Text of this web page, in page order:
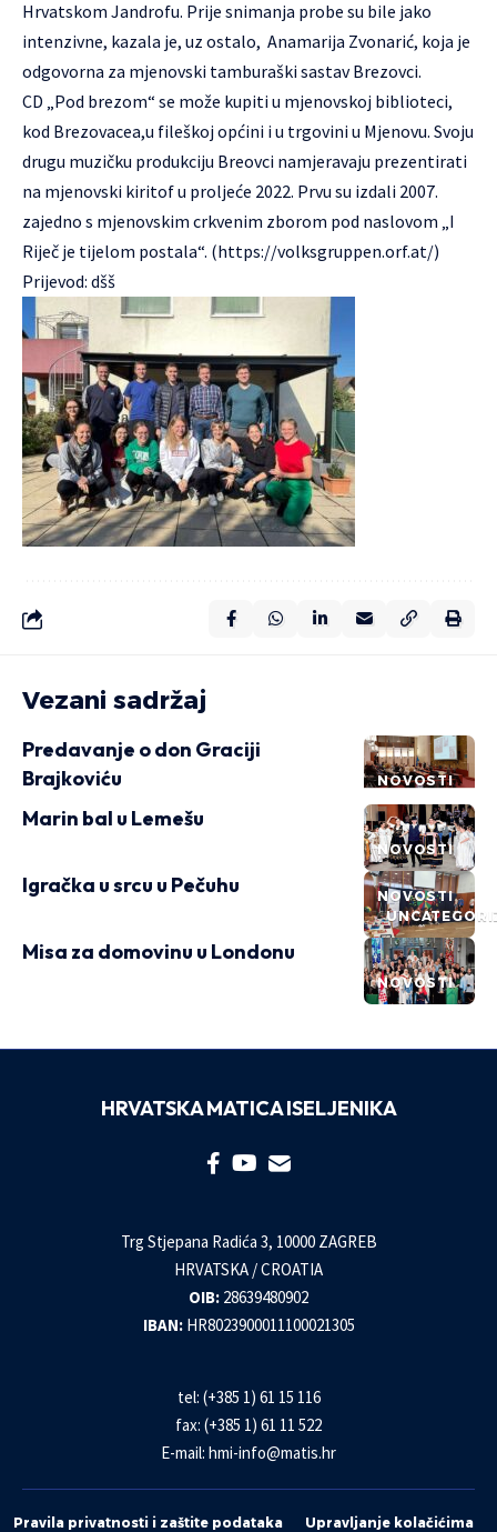
Hrvatskom Jandrofu. Prije snimanja probe su bile jako
intenzivne, kazala je, uz ostalo, Anamarija Zvonarić, koja je
odgovorna za mjenovski tamburaški sastav Brezovci.
CD „Pod brezom“ se može kupiti u mjenovskoj biblioteci,
kod Brezovacea,u fileškoj općini i u trgovini u Mjenovu. Svoju
drugu muzičku produkciju Breovci namjeravaju prezentirati
na mjenovski kiritof u proljeće 2022. Prvu su izdali 2007.
zajedno s mjenovskim crkvenim zborom pod naslovom „I
Riječ je tijelom postala“. (https://volksgruppen.orf.at/)
Prijevod: dšš
Vezani sadržaj
NOVOSTI
Predavanje o don Graciji
Brajkoviću
NOVOSTI
Marin bal u Lemešu
NOVOSTI
Igračka u srcu u Pečuhu
NOVOSTI
Misa za domovinu u Londonu
HRVATSKA MATICA ISELJENIKA
Trg Stjepana Radića 3, 10000 ZAGREB
HRVATSKA / CROATIA
OIB: 28639480902
IBAN: HR8023900011100021305
tel: (+385 1) 61 15 116
fax: (+385 1) 61 11 522
E-mail: hmi-info@matis.hr
Pravila privatnosti i zaštite podataka Upravljanje kolačićima